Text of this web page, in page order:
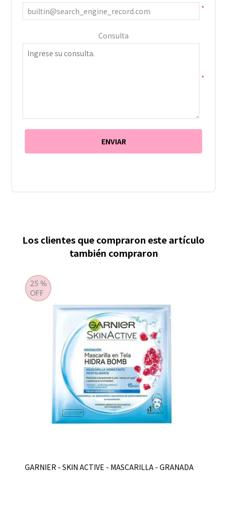
*
Consulta
*
Los clientes que compraron este artículo
también compraron
GARNIER - SKIN ACTIVE - MASCARILLA - GRANADA